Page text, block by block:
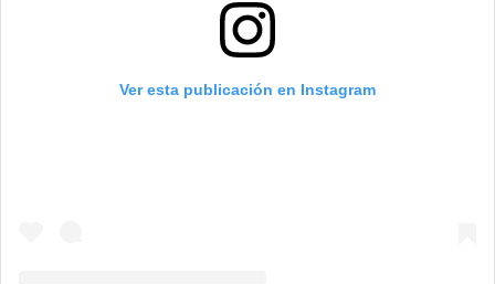
Ver esta publicación en Instagram